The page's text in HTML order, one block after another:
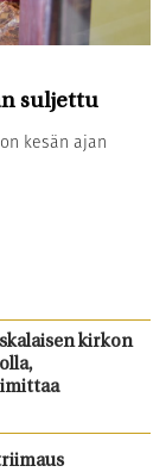
suljettu
kesän ajan
kirkon